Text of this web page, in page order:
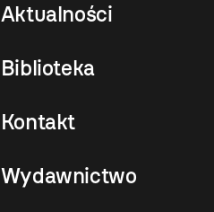
Aktualności
Biblioteka
Kontakt
Wydawnictwo